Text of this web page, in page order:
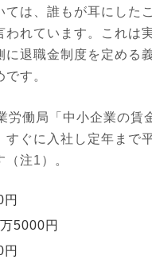
ては、誰もが耳にした
われています。これは
に退職金制度を定める
す。
労働局「中小企業の賃
すぐに入社し定年まで
注1）。
5000円